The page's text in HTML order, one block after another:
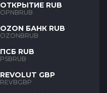
ОТКРЫТИЕ RUB
OPNBRUB
OZON БАНК RUB
OZONBRUB
ПСБ RUB
PSBRUB
REVOLUT GBP
REVBGBP